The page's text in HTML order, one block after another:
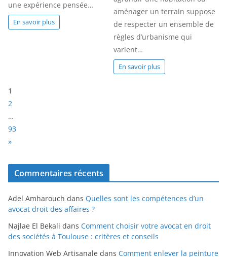
une expérience pensée…
En savoir plus
aménager un terrain suppose
de respecter un ensemble de
règles d’urbanisme qui
varient…
En savoir plus
P
a
g
e
:
1
2
…
93
N
x
»
Commentaires récents
Adel Amharouch dans Quelles sont les compétences d’un
avocat droit des affaires ?
Najlae El Bekali dans Comment choisir votre avocat en droit
des sociétés à Toulouse : critères et conseils
Innovation Web Artisanale dans Comment enlever la peinture